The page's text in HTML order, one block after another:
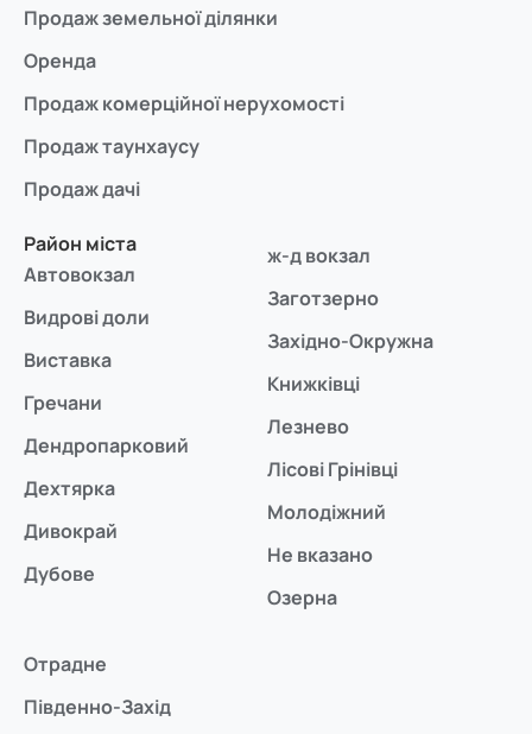
Продаж земельної ділянки
Оренда
Продаж комерційної нерухомості
Продаж таунхаусу
Продаж дачі
Район міста
Автовокзал
Видрові доли
Виставка
Гречани
Дендропарковий
Дехтярка
Дивокрай
Дубове
ж-д вокзал
Заготзерно
Західно-Окружна
Книжківці
Лезнево
Лісові Грінівці
Молодіжний
Не вказано
Озерна
Отрадне
Південно-Захід